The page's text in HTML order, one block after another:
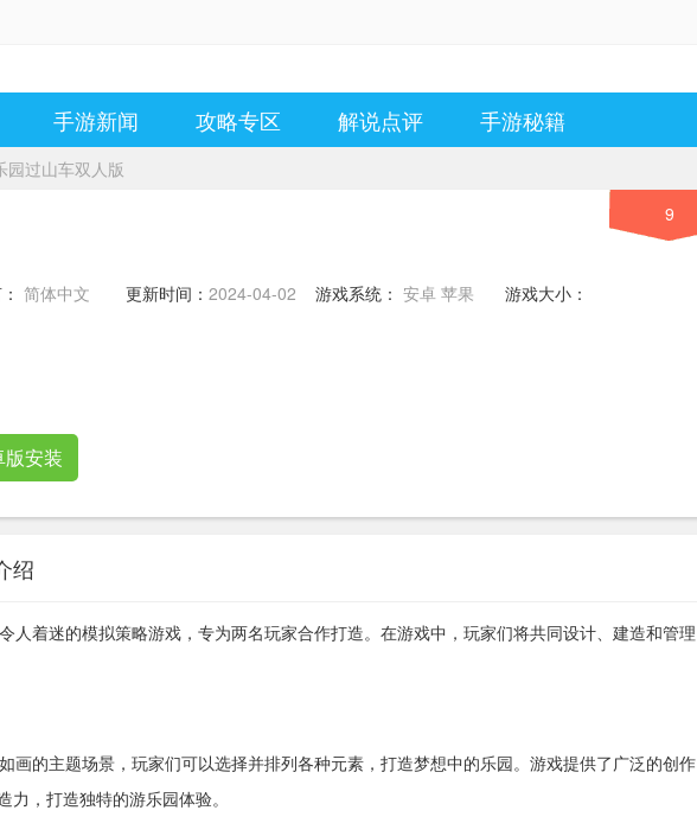
手游新闻 攻略专区 解说点评 手游秘籍
园过山车双人版
9
简体中文 更新时间： 2024-04-02
游戏系统： 安卓 苹果 游戏大小：
版安装
绍
人着迷的模拟策略游戏，专为两名玩家合作打造。在游戏中，玩家们将共同设计、建造和管理
画的主题场景，玩家们可以选择并排列各种元素，打造梦想中的乐园。游戏提供了广泛的创作
，打造独特的游乐园体验。